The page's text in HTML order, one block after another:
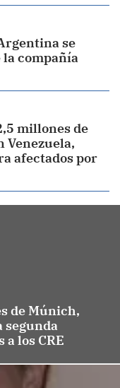
se
compañía
millones de
Venezuela,
afectados por
de Múnich,
segunda
los CRE